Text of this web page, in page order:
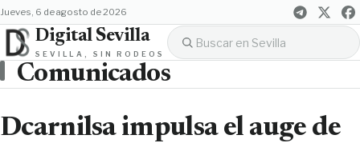
jueves, 6 de agosto de 2026
Digital Sevilla
SEVILLA, SIN RODEOS
Comunicados
Dcarnilsa impulsa el auge de